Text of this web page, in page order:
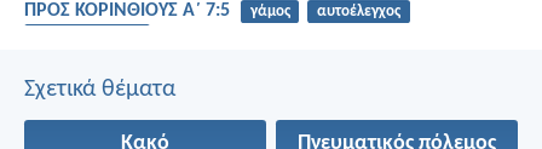
ΠΡΟΣ ΚΟΡΙΝΘΙΟΥΣ Α΄ 7:5 γάμος
αυτοέλεγχος
Σχετικά θέματα
Κακό Πνευματικός πόλεμος